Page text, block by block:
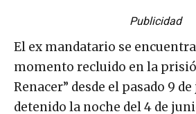
Publicidad
El ex mandatario se
momento recluido en la
Renacer” desde el pasado 9
detenido la noche del 4 de